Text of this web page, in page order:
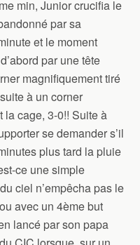
min, Junior crucifia le
par sa
et le moment
par une tête
magnifiquement tiré
à un corner
la cage, 3-0!! Suite à
se demander s’il
plus tard la pluie
ce une simple
ciel n’empêcha pas le
avec un 4ème but
lancé par son papa